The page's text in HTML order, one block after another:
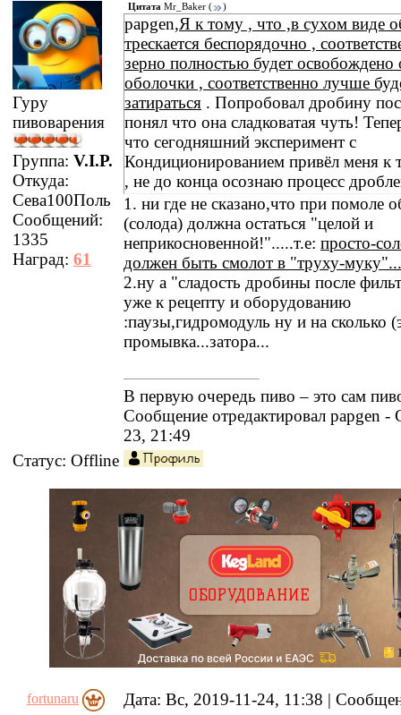
Гуру
пивоварения
Группа: V.I.P.
Откуда:
Сева100Поль
Сообщений:
1335
Наград: 61
Цитата Mr_Baker ( )
papgen,Я к тому , что ,в сухом виде
трескается беспорядочно ,
зерно полностью будет освобождено
оболочки , соответственно лучше
затираться . Попробовал дробину
понял что она сладковатая чуть!
что сегодняшний эксперимент с
Кондиционированием привёл меня к
, не до конца осознаю процесс
общем работы с Солодом
1. ни где не сказано,что при помоле
(солода) должна остаться "целой и
неприкосновенной!".....т.е: просто-
должен быть смолот в "труху-муку"...
2.ну а "сладость дробины после
уже к рецепту и оборудованию
:паузы,гидромодуль ну и на сколько
промывка...затора...
В первую очередь пиво – это сам
Сообщение отредактировал papgen -
23, 21:49
Статус: Offline
fortunaru
Дата: Вс, 2019-11-24, 11:38 |